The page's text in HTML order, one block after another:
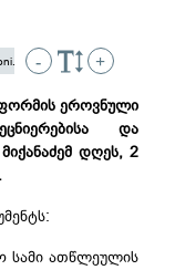
- +
ეროვნული
და
დღეს, 2
სამი ათწლეულის